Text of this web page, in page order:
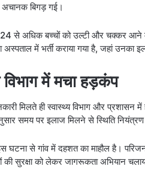
बिगड़ गई।
से अधिक बच्चों को उल्टी और चक्कर आने
अस्पताल में भर्ती कराया गया है, जहां उनका
विभाग में मचा हड़कंप
मिलते ही स्वास्थ्य विभाग और
समय पर इलाज मिलने से स्थिति नियंत्रण
घटना से गांव में दहशत का माहौल है।
की सुरक्षा को लेकर जागरूकता अभियान